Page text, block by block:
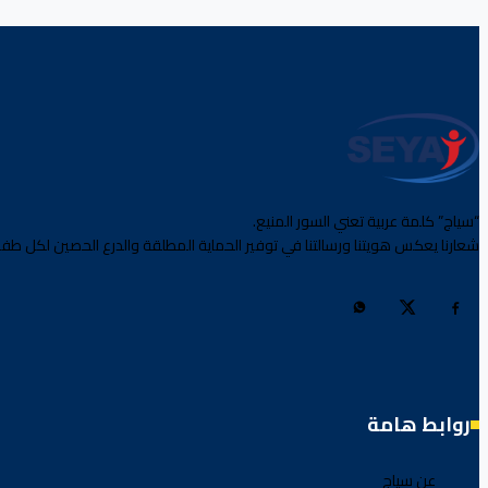
“سياج” كلمة عربية تعني السور المنيع.
شعارنا يعكس هويتنا ورسالتنا في توفير الحماية المطلقة والدرع الحصين لكل
روابط هامة
عن سياج